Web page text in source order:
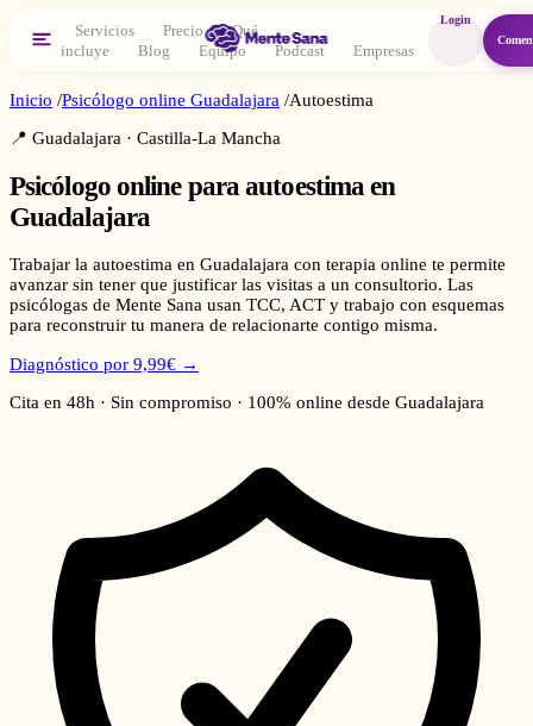
Servicios Precio
Qué
incluye
Blog Equipo Podcast Empresas
Login
Inicio /Psicólogo online Guadalajara /Autoestima
📍 Guadalajara · Castilla-La Mancha
Psicólogo online paraautoestima en
Guadalajara
Trabajar la autoestima en Guadalajara con terapia online te permite
avanzar sin tener que justificar las visitas a un consultorio. Las
psicólogas de Mente Sana usan TCC, ACT y trabajo con esquemas
para reconstruir tu manera de relacionarte contigo misma.
Diagnóstico por 9,99€ →
Cita en 48h · Sin compromiso · 100% online desde Guadalajara